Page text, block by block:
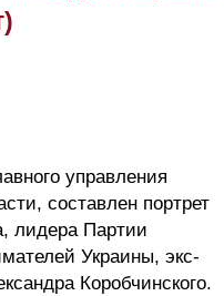
управления
составлен портрет
лидера Партии
Украины, экс-
Коробчинского.